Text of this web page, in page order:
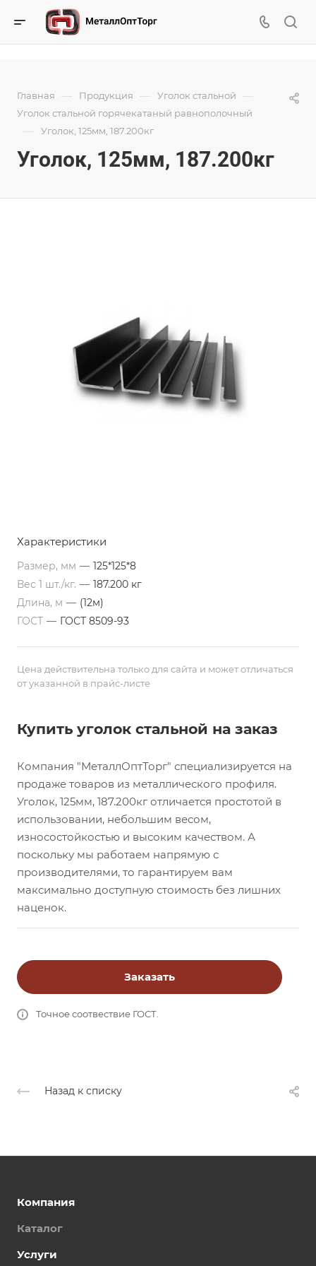
Главная — Продукция — Уголок стальной —
Уголок стальной горячекатаный равнополочный
— Уголок, 125мм, 187.200кг
Уголок, 125мм, 187.200кг
Характеристики
Размер, мм — 125*125*8
Вес 1 шт./кг. — 187.200 кг
Длина, м — (12м)
ГОСТ — ГОСТ 8509-93
Цена действительна только для сайта и может отличаться
от указанной в прайс-листе
Купить уголок стальной на заказ
Компания "МеталлОптТорг" специализируется на
продаже товаров из металлического профиля.
Уголок, 125мм, 187.200кг отличается простотой в
использовании, небольшим весом,
износостойкостью и высоким качеством. А
поскольку мы работаем напрямую с
производителями, то гарантируем вам
максимально доступную стоимость без лишних
наценок.
Заказать
Точное соотвествие ГОСТ.
Назад к списку
Компания
Каталог
Услуги